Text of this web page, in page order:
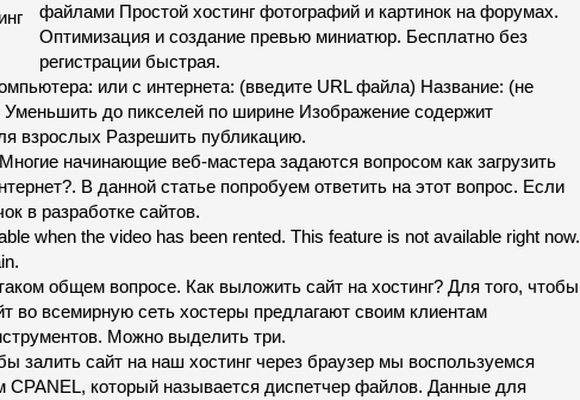
файлами Простой хостинг фотографий и картинок на форумах.
Оптимизация и создание превью миниатюр. Бесплатно без
регистрации быстрая.
или с интернета: (введите URL файла) Название: (не
Уменьшить до пикселей по ширине Изображение содержит
взрослых Разрешить публикацию.
начинающие веб-мастера задаются вопросом как загрузить
В данной статье попробуем ответить на этот вопрос. Если
в разработке сайтов.
when the video has been rented. This feature is not available right now.
общем вопросе. Как выложить сайт на хостинг? Для того, чтобы
во всемирную сеть хостеры предлагают своим клиентам
Можно выделить три.
залить сайт на наш хостинг через браузер мы воспользуемся
CPANEL, который называется диспетчер файлов. Данные для